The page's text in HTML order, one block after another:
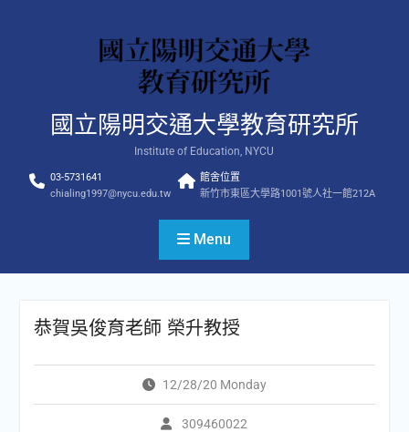
國立陽明交通大學教育研究所
Institute of Education, NYCU
03-5731641
chialing1997@nycu.edu.tw
館舍位置
新竹市東區大學路1001號人社一館212A
Menu
恭賀吳俊育老師 榮升教授
12/28/20 Monday
309460022